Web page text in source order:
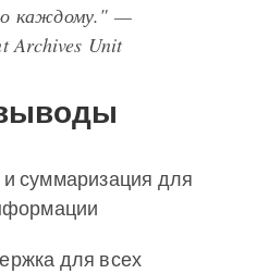
каждому." —
Archives Unit
суммаризация для
для всех